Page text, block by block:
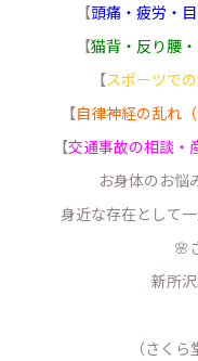
【頭痛・疲労・
【猫背・反り腰
【スポーツで
【自律神経の乱れ
【交通事故の相談・
お身体のお悩
身近な存在として
🌸
新所
（さく